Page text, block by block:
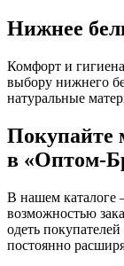
Нижнее
Комфорт и
выбору нижнего
натуральные
Покупайте
в «Оптом-
В нашем каталоге
возможностью
одеть
постоянно